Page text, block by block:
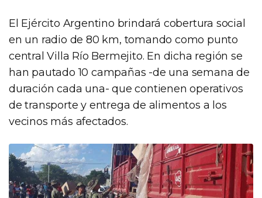
El Ejército Argentino brindará cobertura social
en un radio de 80 km, tomando como punto
central Villa Río Bermejito. En dicha región se
han pautado 10 campañas -de una semana de
duración cada una- que contienen operativos
de transporte y entrega de alimentos a los
vecinos más afectados.